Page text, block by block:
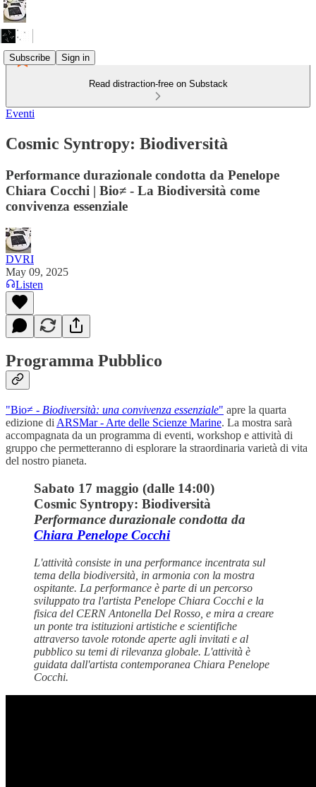
Subscribe Sign in
Read distraction-free on Substack
Eventi
Cosmic Syntropy: Biodiversità
Performance durazionale condotta da Penelope
Chiara Cocchi | Bio≠ - La Biodiversità come
convivenza essenziale
DVRI
May 09, 2025
Listen
Programma Pubblico
"Bio≠ - Biodiversità: una convivenza essenziale" apre la quarta
edizione di ARSMar - Arte delle Scienze Marine. La mostra sarà
accompagnata da un programma di eventi, workshop e attività di
gruppo che permetteranno di esplorare la straordinaria varietà di vita
del nostro pianeta.
Sabato 17 maggio (dalle 14:00)
Cosmic Syntropy: Biodiversità
Performance durazionale condotta da
Chiara Penelope Cocchi
L'attività consiste in una performance incentrata sul
tema della biodiversità, in armonia con la mostra
ospitante. La performance è parte di un percorso
sviluppato tra l'artista Penelope Chiara Cocchi e la
fisica del CERN Antonella Del Rosso, e mira a creare
un ponte tra istituzioni artistiche e scientifiche
attraverso tavole rotonde aperte agli invitati e al
pubblico su temi di rilevanza globale. L'attività è
guidata dall'artista contemporanea Chiara Penelope
Cocchi.